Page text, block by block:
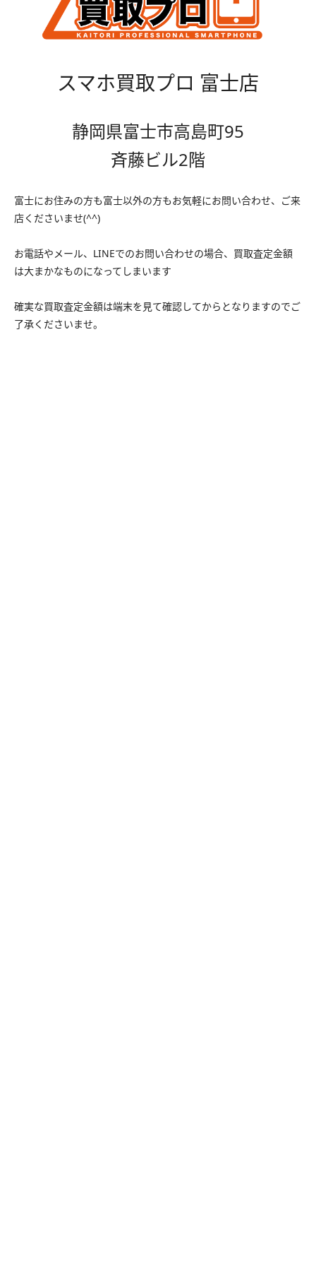
スマホ買取プロ 富士店
静岡県富士市高島町95
斉藤ビル2階
富士にお住みの方も富士以外の方もお気軽にお問い合わせ、ご来
店くださいませ(^^)
お電話やメール、LINEでのお問い合わせの場合、買取査定金額
は大まかなものになってしまいます
確実な買取査定金額は端末を見て確認してからとなりますのでご
了承くださいませ。